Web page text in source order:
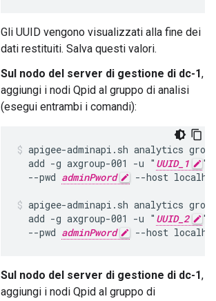
Gli UUID vengono visualizzati alla fine dei
dati restituiti. Salva questi valori.
Sul nodo del server di gestione di dc-1,
aggiungi i nodi Qpid al gruppo di analisi
(esegui entrambi i comandi):
apigee-adminapi.sh analytics
  add -g axgroup-001 -u "
UUID_1
"
  --pwd
adminPword --host
apigee-adminapi.sh analytics
  add -g axgroup-001 -u "
UUID_2
"
  --pwd
adminPword --host
Sul nodo del server di gestione di dc-1,
aggiungi i nodi Qpid al gruppo di